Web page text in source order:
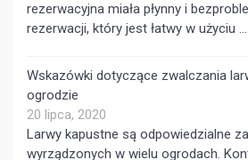
rezerwacyjna miała płynny i
rezerwacji, który jest łatwy w użyciu …
Wskazówki dotyczące zwalczania
ogrodzie
20 lipca, 2020
Larwy kapustne są odpowiedzialne
wyrządzonych w wielu ogrodach.